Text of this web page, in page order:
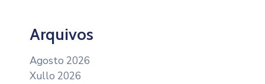
Arquivos
Agosto 2026
Xullo 2026